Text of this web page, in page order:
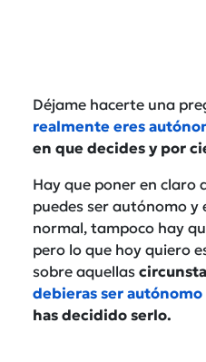
Déjame hacerte una
realmente eres
en que decides y por
Hay que poner en claro
puedes ser autónomo y
normal, tampoco hay
pero lo que hoy quiero
sobre aquellas
debieras ser autónomo
has decidido serlo.